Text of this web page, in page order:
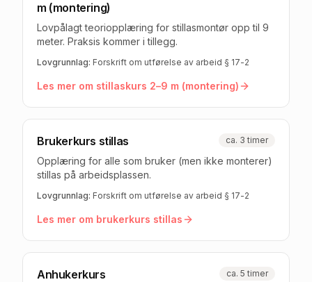
m (montering)
Lovpålagt teoriopplæring for stillasmontør opp til 9
meter. Praksis kommer i tillegg.
Lovgrunnlag: Forskrift om utførelse av arbeid § 17-2
Les mer om stillaskurs 2–9 m (montering)
Brukerkurs stillas ca. 3 timer
Opplæring for alle som bruker (men ikke monterer)
stillas på arbeidsplassen.
Lovgrunnlag: Forskrift om utførelse av arbeid § 17-2
Les mer om brukerkurs stillas
Anhukerkurs ca. 5 timer